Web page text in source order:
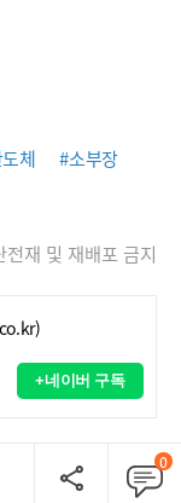
체
#소부장
재 및 재배포 금지
+네이버 구독
0